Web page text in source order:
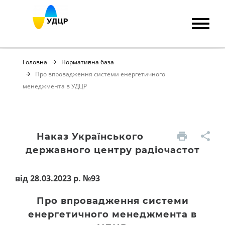
Головна
Нормативна база
Про впровадження системи енергетичного
менеджмента в УДЦР
Наказ Українського
державного центру радіочастот
від 28.03.2023 р. №93
Про впровадження системи
енергетичного менеджмента в